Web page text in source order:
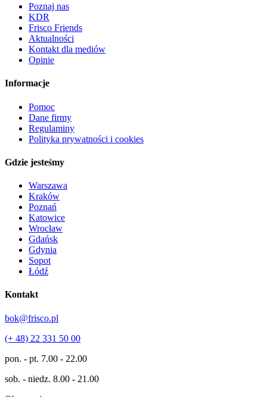
Poznaj nas
KDR
Frisco Friends
Aktualności
Kontakt dla mediów
Opinie
Informacje
Pomoc
Dane firmy
Regulaminy
Polityka prywatności i cookies
Gdzie jesteśmy
Warszawa
Kraków
Poznań
Katowice
Wrocław
Gdańsk
Gdynia
Sopot
Łódź
Kontakt
bok@frisco.pl
(+ 48) 22 331 50 00
pon. - pt. 7.00 - 22.00
sob. - niedz. 8.00 - 21.00